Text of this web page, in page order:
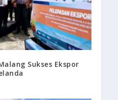
Sukses Ekspor